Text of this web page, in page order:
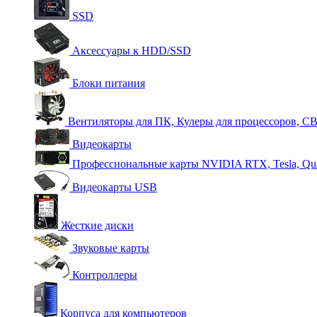
SSD
Аксессуары к HDD/SSD
Блоки питания
Вентиляторы для ПК, Кулеры для процессоров,
Видеокарты
Профессиональные карты NVIDIA RTX, Tesla,
Видеокарты USB
Жесткие диски
Звуковые карты
Контроллеры
Корпуса для компьютеров